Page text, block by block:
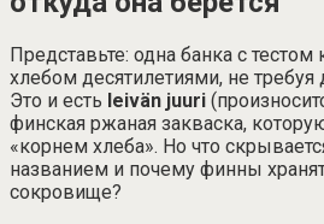
Представьте: одна банка с
хлебом десятилетиями, не
Это и есть leivän juuri
финская ржаная закваска,
«корнем хлеба». Но что
названием и почему финны
сокровище?